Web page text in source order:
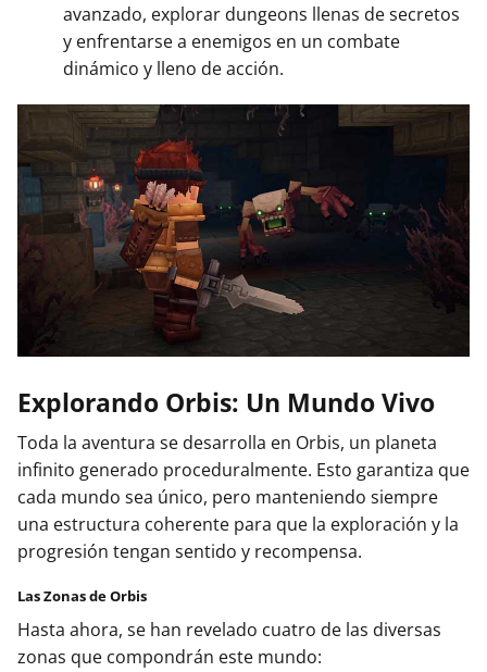
avanzado, explorar dungeons llenas de secretos
y enfrentarse a enemigos en un combate
dinámico y lleno de acción.
Explorando Orbis: Un Mundo Vivo
Toda la aventura se desarrolla en Orbis, un planeta
infinito generado proceduralmente. Esto garantiza que
cada mundo sea único, pero manteniendo siempre
una estructura coherente para que la exploración y la
progresión tengan sentido y recompensa.
Las Zonas de Orbis
Hasta ahora, se han revelado cuatro de las diversas
zonas que compondrán este mundo: